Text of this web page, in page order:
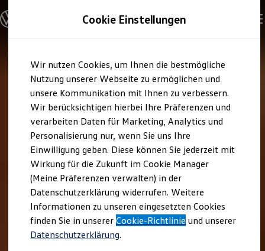
Hauptinhalt
springen
Footer
springen
Modelle und Konfigurator
Konfigurator
Modelle vergleichen
Elektroautos
ENERGY Sondermodelle
Nutzfahrzeuge
SUV und CUV
Familienautos
Kombis
Kompaktwagen
Sportwagen
Schnell verfügbare Fahrzeuge
Angebote und Produkte
Aktuelle Angebote
E-Auto-Förderung
Volkswagen Marktplatz
Die ENERGY Sondermodelle
Junge Gebrauchtwagen und Gebrauchtwagen
Volkswagen Zertifizierte Gebrauchtwagen
Elektromobilität bei Gebrauchtwagen
Cookie Einstellungen
Wir nutzen Cookies, um Ihnen die bestmögliche
Nutzung unserer Webseite zu ermöglichen und
unsere Kommunikation mit Ihnen zu verbessern.
Wir berücksichtigen hierbei Ihre Präferenzen und
verarbeiten Daten für Marketing, Analytics und
Personalisierung nur, wenn Sie uns Ihre
Einwilligung geben. Diese können Sie jederzeit mit
Wirkung für die Zukunft im Cookie Manager
(Meine Präferenzen verwalten) in der
Datenschutzerklärung widerrufen. Weitere
Informationen zu unseren eingesetzten Cookies
finden Sie in unsererCookie-Richtlinie und unserer
Datenschutzerklärung.